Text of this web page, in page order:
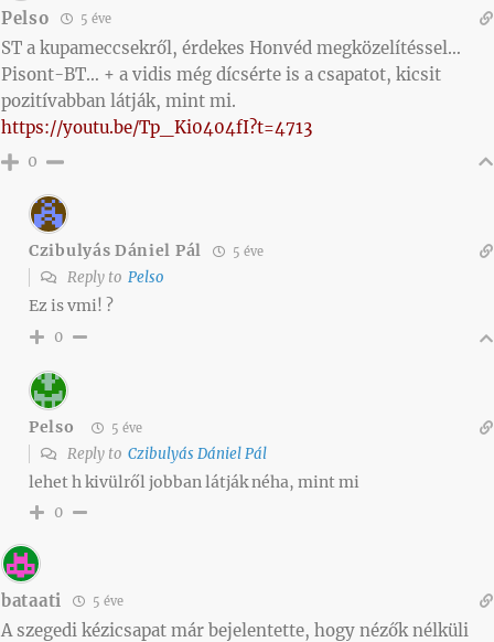
Pelso 5 éve
ST a kupameccsekről, érdekes Honvéd megközelítéssel…
Pisont-BT… + a vidis még dícsérte is a csapatot, kicsit
pozitívabban látják, mint mi.
https://youtu.be/Tp_Ki0404fI?t=4713
0
Czibulyás Dániel Pál 5 éve
Reply to Pelso
Ez is vmi! ?
0
Pelso 5 éve
Reply to Czibulyás Dániel Pál
lehet h kivülről jobban látják néha, mint mi
0
bataati 5 éve
A szegedi kézicsapat már bejelentette, hogy nézők nélküli